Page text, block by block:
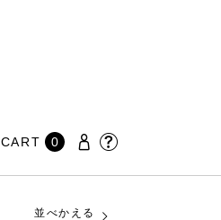
CART 0
並べかえる